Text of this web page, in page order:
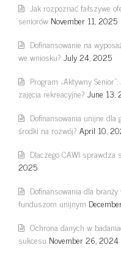
Jak rozpoznać fałszywe
seniorów November 11, 2025
Dofinansowanie na
we wniosku? July 24, 2025
Program „Aktywny
zajęcia rekreacyjne? June 13,
Dofinansowania unijne
środki na rozwój? April 10,
Dlaczego CAWI sprawdza
2025
Dofinansowania dla
funduszom unijnym
Ochrona danych w
sukcesu November 26, 2024